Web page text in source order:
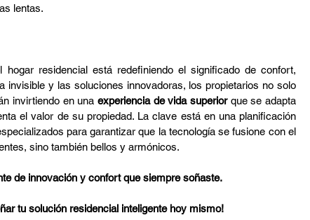
lentas.
residencial está redefiniendo el significado de confort,
invisible y las soluciones innovadoras, los propietarios no solo
invirtiendo en una experiencia de vida superior que se adapta
el valor de su propiedad. La clave está en una planificación
para garantizar que la tecnología se fusione con el
sino también bellos y armónicos.
de innovación y confort que siempre soñaste.
tu solución residencial inteligente hoy mismo!